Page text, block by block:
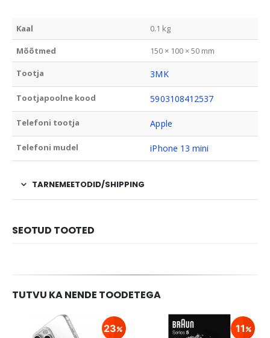
Kaal 0.1 kg
Mõõtmed 150 × 100 × 50 mm
Tootja 3MK
Tootjapoolne kood 5903108412537
Telefoni tootja Apple
Telefoni mudel iPhone 13 mini
TARNEMEETODID/SHIPPING
SEOTUD TOOTED
TUTVU KA NENDE TOODETEGA
23 11